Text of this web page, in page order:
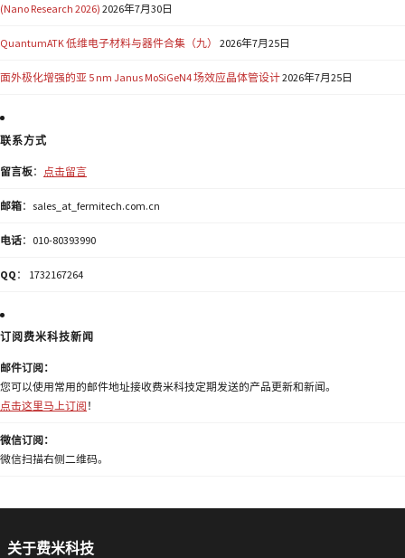
(Nano Research 2026) 2026年7月30日
QuantumATK 低维电子材料与器件合集（九） 2026年7月25日
面外极化增强的亚 5 nm Janus MoSiGeN4 场效应晶体管设计2026年7月25日
联系方式
留言板： 点击留言
邮箱：sales_at_fermitech.com.cn
电话：010-80393990
QQ ： 1732167264
订阅费米科技新闻
邮件订阅：
您可以使用常用的邮件地址接收费米科技定期发送的产品更新和新闻。
点击这里马上订阅 ！
微信订阅：
微信扫描右侧二维码。
关于费米科技